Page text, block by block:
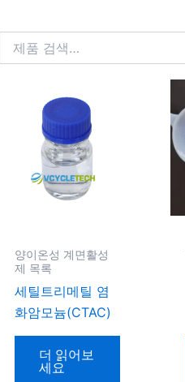
양이온성 계면활성
제 목록
세틸트리메틸 염
화암모늄(CTAC)
더 읽어보
세요